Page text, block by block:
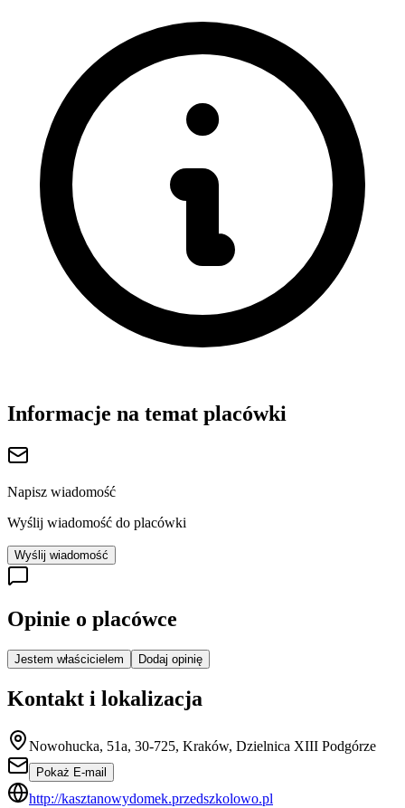
Informacje na temat placówki
Napisz wiadomość
Wyślij wiadomość do placówki
Wyślij wiadomość
Opinie o placówce
Jestem właścicielem Dodaj opinię
Kontakt i lokalizacja
Nowohucka, 51a, 30-725, Kraków, Dzielnica XIII Podgórze
Pokaż E-mail
http://kasztanowydomek.przedszkolowo.pl